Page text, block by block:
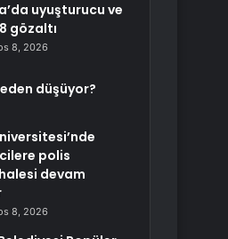
uyuşturucu ve
gözaltı
8, 2026
düşüyor?
polis
devam
8, 2026